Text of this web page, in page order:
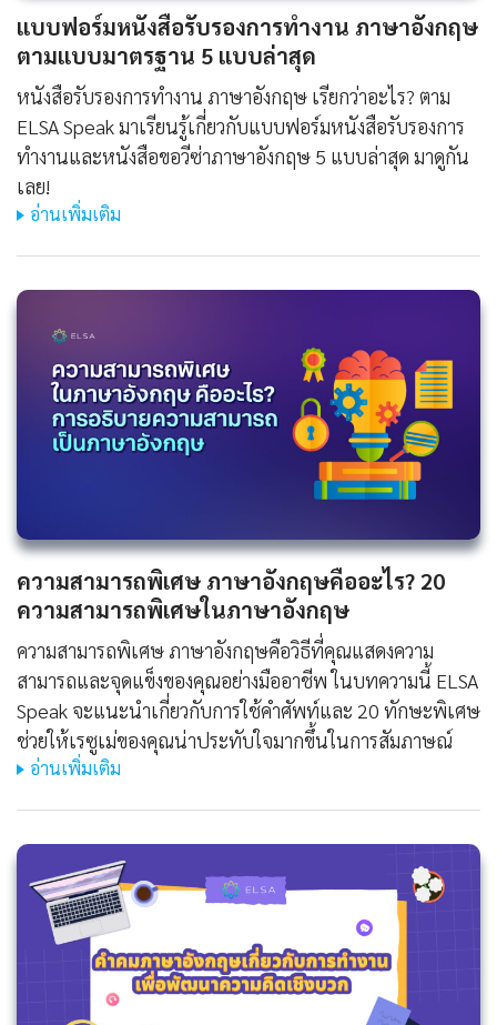
แบบฟอร์มหนังสือรับรองการทํางาน ภาษาอังกฤษ
ตามแบบมาตรฐาน 5 แบบล่าสุด
หนังสือรับรองการทํางาน ภาษาอังกฤษ เรียกว่าอะไร? ตาม
ELSA Speak มาเรียนรู้เกี่ยวกับแบบฟอร์มหนังสือรับรองการ
ทำงานและหนังสือขอวีซ่าภาษาอังกฤษ 5 แบบล่าสุด มาดูกัน
เลย!
อ่านเพิ่มเติม
ความสามารถพิเศษ ภาษาอังกฤษคืออะไร? 20
ความสามารถพิเศษในภาษาอังกฤษ
ความสามารถพิเศษ ภาษาอังกฤษคือวิธีที่คุณแสดงความ
สามารถและจุดแข็งของคุณอย่างมืออาชีพ ในบทความนี้ ELSA
Speak จะแนะนำเกี่ยวกับการใช้คำศัพท์และ 20 ทักษะพิเศษ
ช่วยให้เรซูเม่ของคุณน่าประทับใจมากขึ้นในการสัมภาษณ์
อ่านเพิ่มเติม